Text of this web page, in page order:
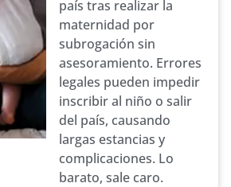
país tras realizar la
maternidad por
subrogación sin
asesoramiento. Errores
legales pueden impedir
inscribir al niño o salir
del país, causando
largas estancias y
complicaciones. Lo
barato, sale caro.